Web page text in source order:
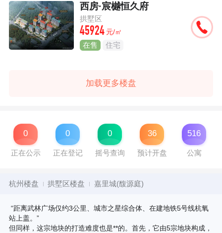
西房·宸樾恒久府
拱墅区
45924 元/㎡
在售 住宅
加载更多楼盘
0
正在公示
0
正在登记
0
摇号查询
36
预计开盘
516
公寓
杭州楼盘 拱墅区楼盘 嘉里城(馥源庭)
“距离武林广场仅约3公里、城市之星综合体、在建地铁5号线杭氧
站上盖。”
但同样，这宗地块的打造难度也是**的。首先，它由5宗地块构成，